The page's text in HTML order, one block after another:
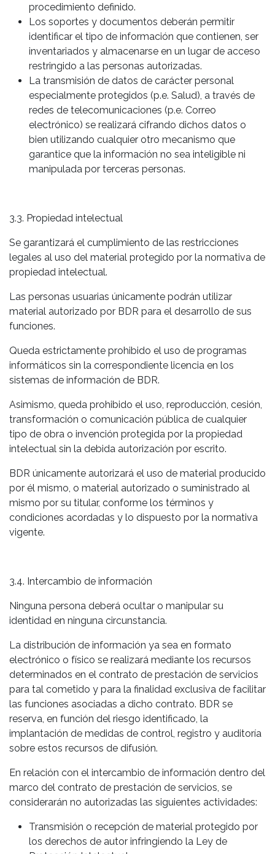
procedimiento definido.
Los soportes y documentos deberán permitir
identificar el tipo de información que contienen, ser
inventariados y almacenarse en un lugar de acceso
restringido a las personas autorizadas.
La transmisión de datos de carácter personal
especialmente protegidos (p.e. Salud), a través de
redes de telecomunicaciones (p.e. Correo
electrónico) se realizará cifrando dichos datos o
bien utilizando cualquier otro mecanismo que
garantice que la información no sea inteligible ni
manipulada por terceras personas.
3.3. Propiedad intelectual
Se garantizará el cumplimiento de las restricciones
legales al uso del material protegido por la normativa de
propiedad intelectual.
Las personas usuarias únicamente podrán utilizar
material autorizado por BDR para el desarrollo de sus
funciones.
Queda estrictamente prohibido el uso de programas
informáticos sin la correspondiente licencia en los
sistemas de información de BDR.
Asimismo, queda prohibido el uso, reproducción, cesión,
transformación o comunicación pública de cualquier
tipo de obra o invención protegida por la propiedad
intelectual sin la debida autorización por escrito.
BDR únicamente autorizará el uso de material producido
por él mismo, o material autorizado o suministrado al
mismo por su titular, conforme los términos y
condiciones acordadas y lo dispuesto por la normativa
vigente.
3.4. Intercambio de información
Ninguna persona deberá ocultar o manipular su
identidad en ninguna circunstancia.
La distribución de información ya sea en formato
electrónico o físico se realizará mediante los recursos
determinados en el contrato de prestación de servicios
para tal cometido y para la finalidad exclusiva de facilitar
las funciones asociadas a dicho contrato. BDR se
reserva, en función del riesgo identificado, la
implantación de medidas de control, registro y auditoría
sobre estos recursos de difusión.
En relación con el intercambio de información dentro del
marco del contrato de prestación de servicios, se
considerarán no autorizadas las siguientes actividades:
Transmisión o recepción de material protegido por
los derechos de autor infringiendo la Ley de